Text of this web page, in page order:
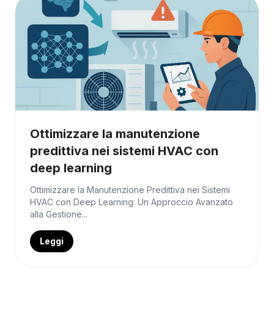
Ottimizzare la manutenzione
predittiva nei sistemi HVAC con
deep learning
Ottimizzare la Manutenzione Predittiva nei Sistemi
HVAC con Deep Learning: Un Approccio Avanzato
alla Gestione...
Leggi